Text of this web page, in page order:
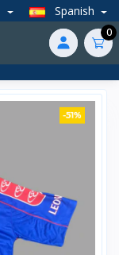
Spanish
0